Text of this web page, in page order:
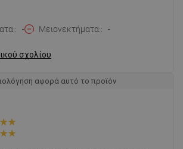
- Μειονεκτήματα: -
σχολίου
αφορά αυτό το προϊόν